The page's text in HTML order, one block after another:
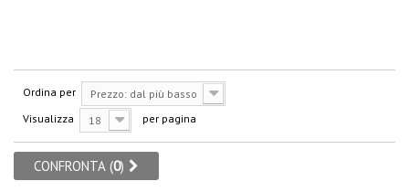
Ordina per
Prezzo: dal più basso
Visualizza
18 per pagina
CONFRONTA (0)